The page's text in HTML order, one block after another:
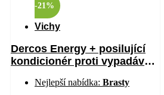
-21%
Vichy
Dercos Energy + posilující
kondicionér proti vypadávání
Nejlepší nabídka: Brasty